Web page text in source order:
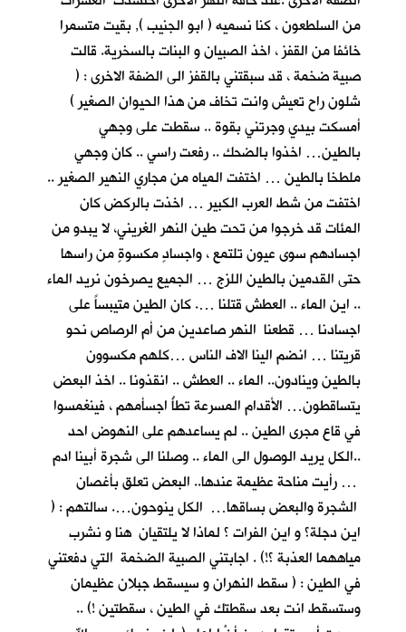
من السلطعون ، كنا نسميه ( ابو الجنيب ), بقيت متسمرا
خائفا من القفز ، اخذ الصبيان و البنات بالسخرية. قالت
صبية ضخمة ، قد سبقتني بالقفز الى الضفة الاخرى : (
شلون راح تعيش وانت تخاف من هذا الحيوان الصغير )
أمسكت بيدي وجرتني بقوة .. سقطت على وجهي
بالطين… اخذوا بالضحك .. رفعت راسي .. كان وجهي
ملطخا بالطين … اختفت المياه من مجاري النهير الصغير ..
اختفت من شط العرب الكبير … اخذت بالركض كان
المئات قد خرجوا من تحت طين النهر الغريني، لا يبدو من
اجسادهم سوى عيون تلتمع ، واجسادٍ مكسوةٍ من راسها
حتى القدمين بالطين اللزج … الجميع يصرخون نريد الماء
.. اين الماء .. العطش قتلنا …. كان الطين متيبساً على
اجسادنا … قطعنا النهر صاعدين من أم الرصاص نحو
قريتنا … انضم الينا الاف الناس …كلهم مكسوون
بالطين وينادون.. الماء .. العطش .. انقذونا .. اخذ البعض
يتساقطون… الأقدام المسرعة تطأُ اجسأمهم ، فينغمسوا
في قاع مجرى الطين .. لم يساعدهم على النهوض احد
..الكل يريد الوصول الى الماء .. وصلنا الى شجرة أبينا ادم
… رأيت مناحة عظيمة عندها.. البعض تعلق بأغصان
الشجرة والبعض بساقها… الكل ينوحون…. سالتهم : (
اين دجلة؟ و اين الفرات ؟ لماذا لا يلتقيان هنا و نشرب
مياههما العذبة ؟!) . اجابتني الصبية الضخمة التي دفعتني
في الطين : ( سقط النهران و سيسقط جبلان عظيمان
وستسقط انت بعد سقطتك في الطين ، سقطتين !) ..